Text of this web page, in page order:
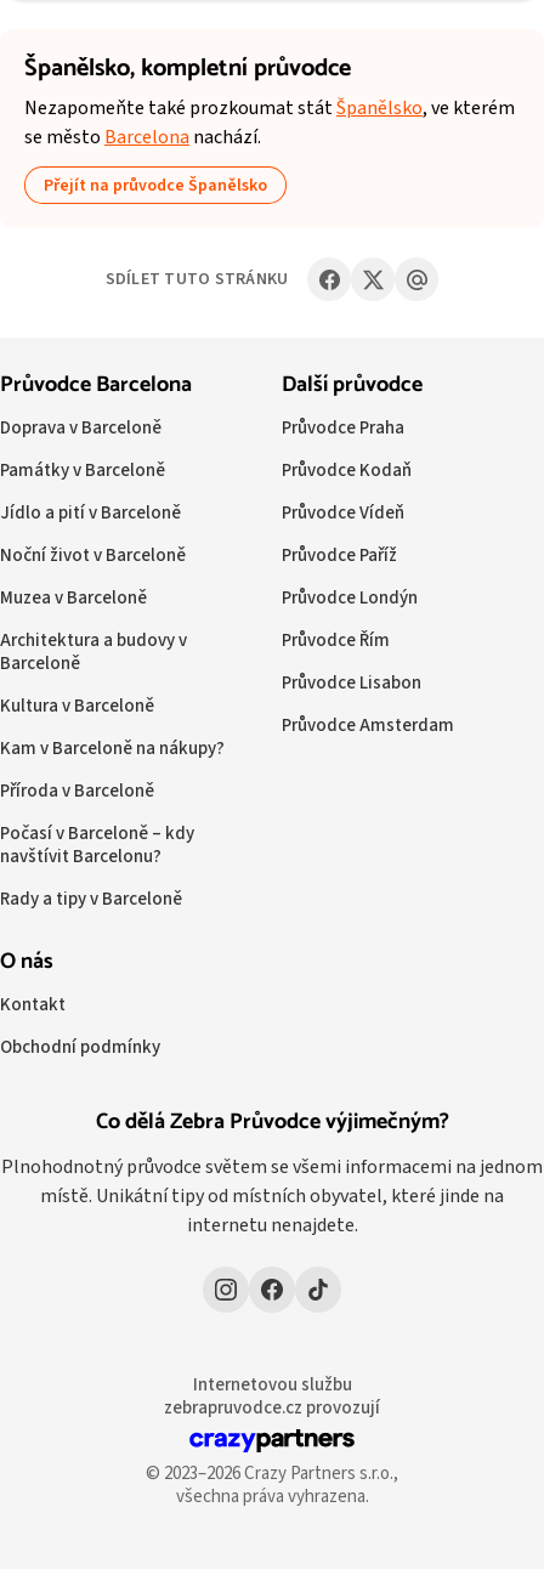
Španělsko,kompletní průvodce
Nezapomeňte také prozkoumat státŠpanělsko, ve kterém
se město Barcelona nachází.
Přejít na průvodce Španělsko
SDÍLET TUTO STRÁNKU
Co dělá Zebra Průvodce výjimečným?
Plnohodnotný průvodce světem se všemi informacemi na jednom
místě. Unikátní tipy od místních obyvatel, které jinde na
internetu nenajdete.
Průvodce Barcelona
Doprava v Barceloně
Památky v Barceloně
Jídlo a pití v Barceloně
Noční život v Barceloně
Muzea v Barceloně
Architektura a budovy v
Barceloně
Kultura v Barceloně
Kam v Barceloně na nákupy?
Příroda v Barceloně
Počasí v Barceloně – kdy
navštívit Barcelonu?
Rady a tipy v Barceloně
Další průvodce
Průvodce Praha
Průvodce Kodaň
Průvodce Vídeň
Průvodce Paříž
Průvodce Londýn
Průvodce Řím
Průvodce Lisabon
Průvodce Amsterdam
O nás
Kontakt
Obchodní podmínky
Internetovou službu
zebrapruvodce.cz provozují
© 2023–2026 Crazy Partners s.r.o.,
všechna práva vyhrazena.